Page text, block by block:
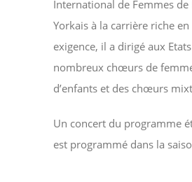
International de Femmes de
Yorkais à la carrière riche
exigence, il a dirigé aux
nombreux chœurs de
d’enfants et des chœurs
Un concert du programme
est programmé dans la